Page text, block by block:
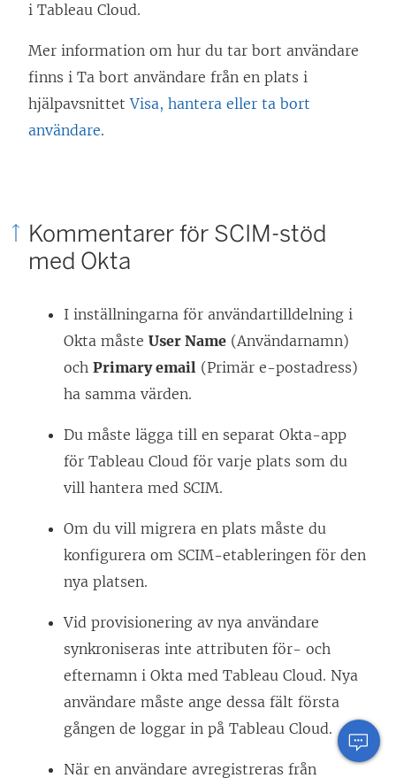
i Tableau Cloud.
Mer information om hur du tar bort användare
finns i Ta bort användare från en plats i
hjälpavsnittetVisa, hantera eller ta bort
användare.
Kommentarer för SCIM-stöd
med Okta
I inställningarna för användartilldelning i
Okta måste User Name (Användarnamn)
och Primary email (Primär e-postadress)
ha samma värden.
Du måste lägga till en separat Okta-app
för Tableau Cloud för varje plats som du
vill hantera med SCIM.
Om du vill migrera en plats måste du
konfigurera om SCIM-etableringen för den
nya platsen.
Vid provisionering av nya användare
synkroniseras inte attributen för- och
efternamn i Okta med Tableau Cloud. Nya
användare måste ange dessa fält första
gången de loggar in på Tableau Cloud.
När en användare avregistreras från